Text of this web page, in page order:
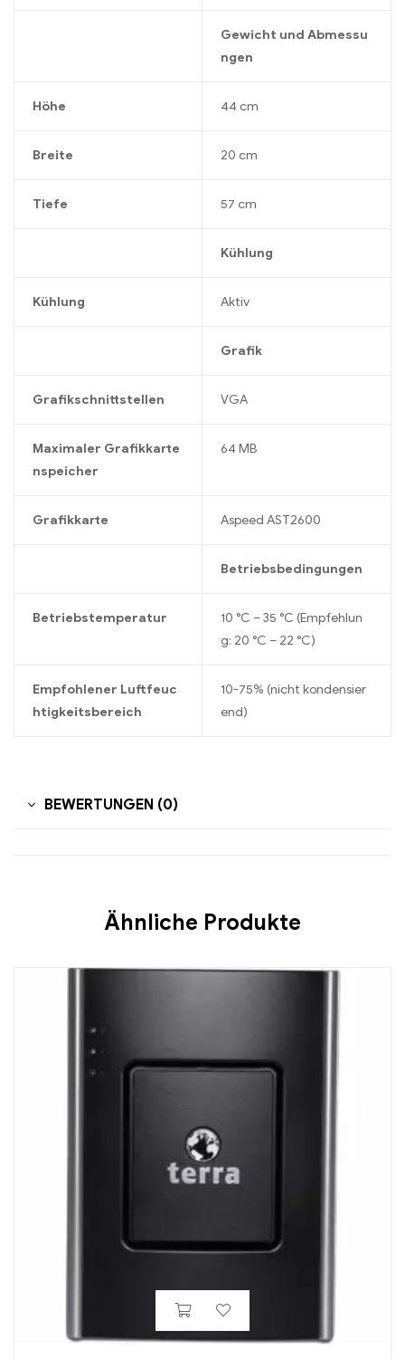
Gewicht und Abmessu
ngen
Höhe 44 cm
Breite 20 cm
Tiefe 57 cm
Kühlung
Kühlung Aktiv
Grafik
Grafikschnittstellen VGA
Maximaler Grafikkarte
nspeicher
64 MB
Grafikkarte Aspeed AST2600
Betriebsbedingungen
Betriebstemperatur
10 °C – 35 °C (Empfehlun
g: 20 °C – 22 °C)
Empfohlener Luftfeuc
htigkeitsbereich
10-75% (nicht kondensier
end)
BEWERTUNGEN (0)
Ähnliche Produkte